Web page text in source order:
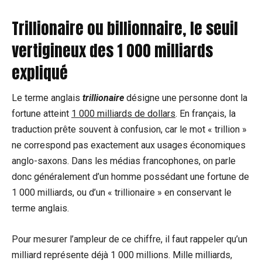
Trillionaire ou billionnaire, le seuil
vertigineux des 1 000 milliards
expliqué
Le terme anglais trillionaire désigne une personne dont la
fortune atteint 1 000 milliards de dollars. En français, la
traduction prête souvent à confusion, car le mot « trillion »
ne correspond pas exactement aux usages économiques
anglo-saxons. Dans les médias francophones, on parle
donc généralement d’un homme possédant une fortune de
1 000 milliards, ou d’un « trillionaire » en conservant le
terme anglais.
Pour mesurer l’ampleur de ce chiffre, il faut rappeler qu’un
milliard représente déjà 1 000 millions. Mille milliards,